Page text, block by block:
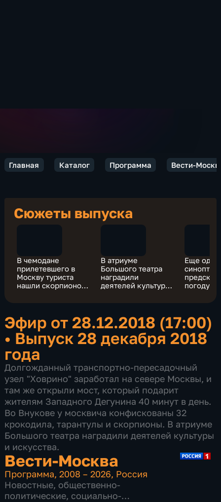
Главная Каталог Программа Вести-
Сюжеты выпуска
В чемодане
прилетевшего в
Москву туриста
нашли скорпионов
В атриуме
Большого театра
наградили
деятелей культуры
Еще один
погоду в
Эфир от 28.12.2018 (17:00)
• Выпуск 28 декабря 2018
года
Долгожданный транспортно-пересадочный
узел "Ховрино" заработал на севере Москвы, и
там же открыли мост, который подарит
жителям Западного Дегунина 40 минут в день.
Во Внукове у москвича конфискованы 32
крокодила, тарантулы и скорпионы. В атриуме
Большого театра наградили деятелей культуры
и искусства.
Вести-Москва
Программа,2008 – 2026, Россия
Новостные, общественно-
политические, социально-